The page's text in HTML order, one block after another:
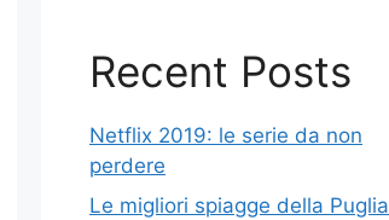
Recent Posts
Netflix 2019: le serie da non
perdere
Le migliori spiagge della Puglia